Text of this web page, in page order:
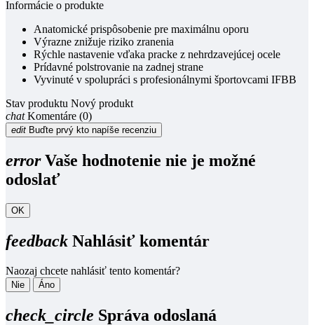
Informácie o produkte
Anatomické prispôsobenie pre maximálnu oporu
Výrazne znižuje riziko zranenia
Rýchle nastavenie vďaka pracke z nehrdzavejúcej ocele
Prídavné polstrovanie na zadnej strane
Vyvinuté v spolupráci s profesionálnymi športovcami IFBB
Stav produktu Nový produkt
chatKomentáre (0)
edit Buďte prvý kto napíše recenziu
errorVaše hodnotenie nie je možné
odoslať
OK
feedback Nahlásiť komentár
Naozaj chcete nahlásiť tento komentár?
Nie Áno
check_circle Správa odoslaná